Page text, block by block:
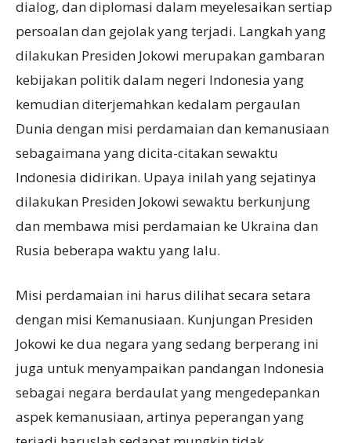
dialog, dan diplomasi dalam meyelesaikan sertiap
persoalan dan gejolak yang terjadi. Langkah yang
dilakukan Presiden Jokowi merupakan gambaran
kebijakan politik dalam negeri Indonesia yang
kemudian diterjemahkan kedalam pergaulan
Dunia dengan misi perdamaian dan kemanusiaan
sebagaimana yang dicita-citakan sewaktu
Indonesia didirikan. Upaya inilah yang sejatinya
dilakukan Presiden Jokowi sewaktu berkunjung
dan membawa misi perdamaian ke Ukraina dan
Rusia beberapa waktu yang lalu.
Misi perdamaian ini harus dilihat secara setara
dengan misi Kemanusiaan. Kunjungan Presiden
Jokowi ke dua negara yang sedang berperang ini
juga untuk menyampaikan pandangan Indonesia
sebagai negara berdaulat yang mengedepankan
aspek kemanusiaan, artinya peperangan yang